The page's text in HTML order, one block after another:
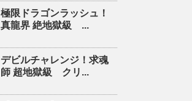
極限ドラゴンラッシュ！
真龍界 絶地獄級 ...
デビルチャレンジ！求魂
師 超地獄級 クリ...